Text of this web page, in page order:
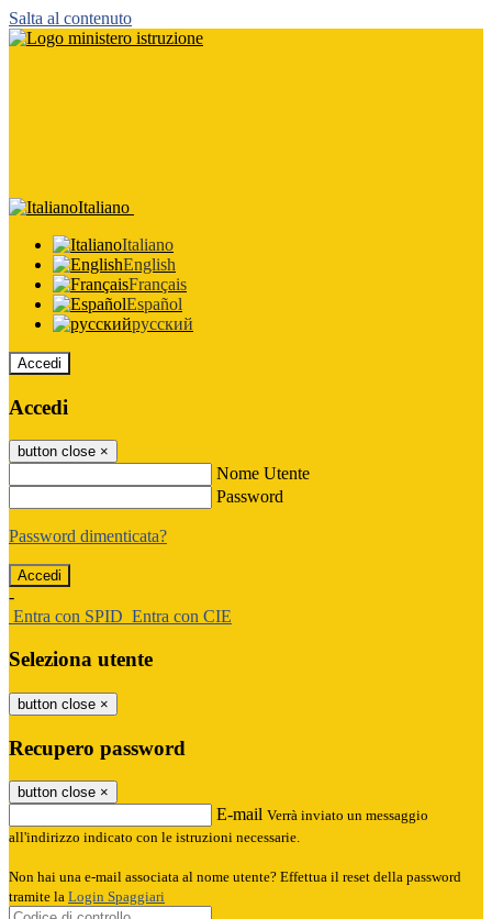
Salta al contenuto
Italiano
Italiano
English
Français
Español
русский
Accedi
Accedi
button close ×
Nome Utente
Password
Password dimenticata?
-
Entra con SPID Entra con CIE
Seleziona utente
button close ×
Recupero password
button close ×
E-mail Verrà inviato un messaggio
all'indirizzo indicato con le istruzioni necessarie.
Non hai una e-mail associata al nome utente? Effettua il reset della password
tramite la Login Spaggiari